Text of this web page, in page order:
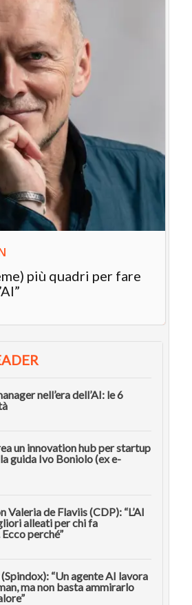
più quadri per fare
nell’era dell’AI: le 6
un innovation hub per startup
guida Ivo Boniolo (ex e-
Valeria de Flaviis (CDP): “L’AI
alleati per chi fa
perché”
“Un agente AI lavora
ma non basta ammirarlo